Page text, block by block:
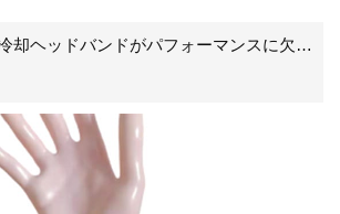
暑さに打ち勝つ: 冷却ヘッドバンドがパフォーマンスに欠かせないギアである理由